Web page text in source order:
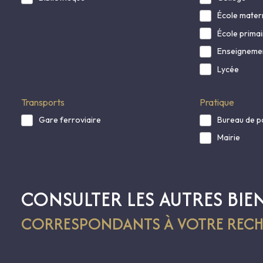
École
École
Lycée
Transports
Gare ferroviaire
Pratique
Bureau de
Mairie
CONSULTER LES AUTRES
CORRESPONDANTS À VOTRE